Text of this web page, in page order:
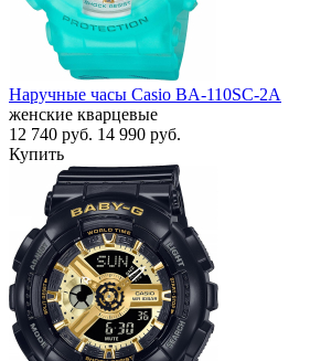
Наручные часы Casio BA-110SC-2A
женские кварцевые
12 740 руб. 14 990 руб.
Купить